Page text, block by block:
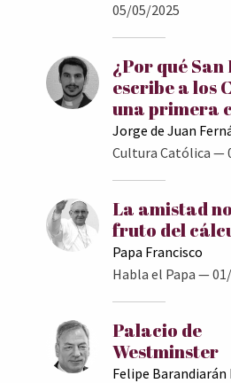
05/05/2025
¿Por qué San
escribe a los
una primera
Jorge de Juan
Cultura Católica —
La amistad
fruto del
Papa Francisco
Habla el Papa —
Palacio de
Westminster
Felipe